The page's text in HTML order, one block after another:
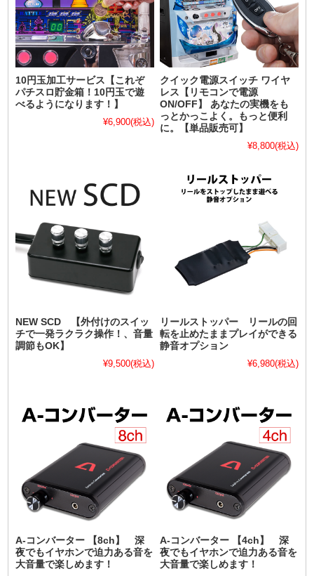
10円玉加工サービス【これぞ
パチスロ貯金箱！10円玉で遊
べるようになります！】
¥6,900(税込)
クイック電源スイッチ ワイヤ
レス【リモコンで電源
ON/OFF】 あなたの実機をも
っとかっこよく。もっと便利
に。【単品販売可】
¥8,800(税込)
NEW SCD 【外付けのスイッ
チで一発ラクラク操作！、音量
調節もOK】
¥9,500(税込)
リールストッパー リールの回
転を止めたままプレイができる
静音オプション
¥6,980(税込)
A-コンバーター 【8ch】 深
夜でもイヤホンで迫力ある音を
大音量で楽しめます！
A-コンバーター 【4ch】 深
夜でもイヤホンで迫力ある音を
大音量で楽しめます！